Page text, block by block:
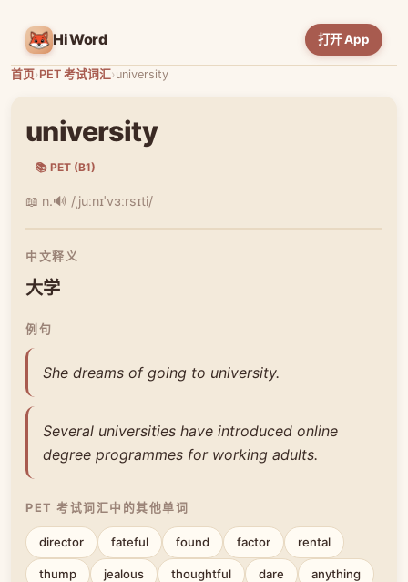
HiWord 打开 App
首页›PET 考试词汇›university
university
📚 PET (B1)
📖 n.🔊 /ˌjuːnɪˈvɜːrsɪti/
中文释义
大学
例句
She dreams of going to university.
Several universities have introduced online
degree programmes for working adults.
PET 考试词汇中的其他单词
director fateful found factor rental
thump jealous thoughtful dare anything